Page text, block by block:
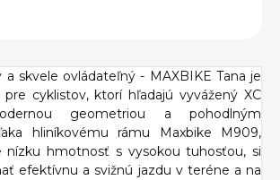
a skvele ovládateľný - MAXBIKE Tana je
cyklistov, ktorí hľadajú vyvážený XC
geometriou a pohodlným
hliníkovému rámu Maxbike M909,
nízku hmotnosť s vysokou tuhosťou, si
efektívnu a svižnú jazdu v teréne a na